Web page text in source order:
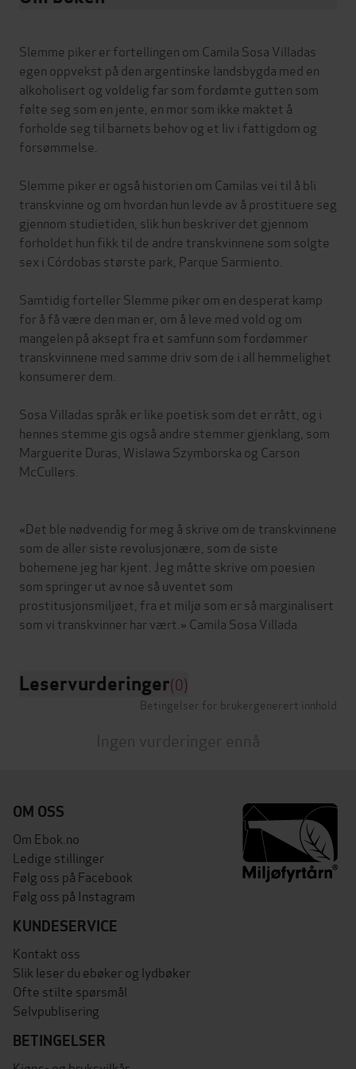
Slemme piker er fortellingen om Camila Sosa Villadas
egen oppvekst på den argentinske landsbygda med en
alkoholisert og voldelig far som fordømte gutten som
følte seg som en jente, en mor som ikke maktet å
forholde seg til barnets behov og et liv i fattigdom og
forsømmelse.
Slemme piker er også historien om Camilas vei til å bli
transkvinne og om hvordan hun levde av å prostituere seg
gjennom studietiden, slik hun beskriver det gjennom
forholdet hun fikk til de andre transkvinnene som solgte
sex i Córdobas største park, Parque Sarmiento.
Samtidig forteller Slemme piker om en desperat kamp
for å få være den man er, om å leve med vold og om
mangelen på aksept fra et samfunn som fordømmer
transkvinnene med samme driv som de i all hemmelighet
konsumerer dem.
Sosa Villadas språk er like poetisk som det er rått, og i
hennes stemme gis også andre stemmer gjenklang, som
Marguerite Duras, Wislawa Szymborska og Carson
McCullers.
«Det ble nødvendig for meg å skrive om de transkvinnene
som de aller siste revolusjonære, som de siste
bohemene jeg har kjent. Jeg måtte skrive om poesien
som springer ut av noe så uventet som
prostitusjonsmiljøet, fra et miljø som er så marginalisert
Leservurderinger(0)
Betingelser for brukergenerert innhold
Ingen vurderinger ennå
OM OSS
Om Ebok.no
Ledige stillinger
Følg oss på Facebook
Følg oss på Instagram
KUNDESERVICE
Kontakt oss
Slik leser du ebøker og lydbøker
Ofte stilte spørsmål
Selvpublisering
BETINGELSER